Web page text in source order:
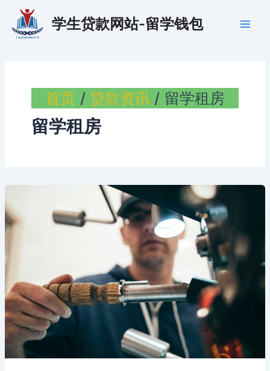
学生贷款网站-留学钱包
首页 贷款资讯 留学租房
留学租房